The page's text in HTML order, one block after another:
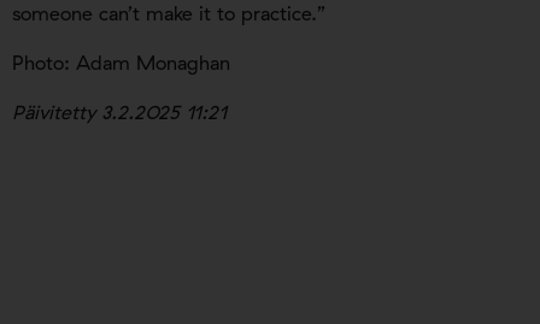
someone can’t make it to practice.”
Photo: Adam Monaghan
Päivitetty 3.2.2025 11:21